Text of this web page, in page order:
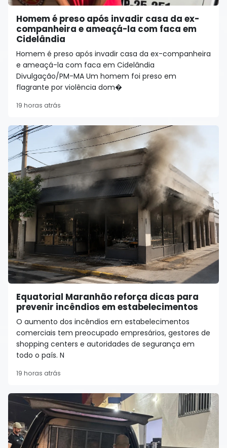
Homem é preso após invadir casa da ex-
companheira e ameaçá-la com faca em
Cidelândia
Homem é preso após invadir casa da ex-companheira
e ameaçá-la com faca em Cidelândia
Divulgação/PM-MA Um homem foi preso em
flagrante por violência dom�
19 horas atrás
Equatorial Maranhão reforça dicas para
prevenir incêndios em estabelecimentos
O aumento dos incêndios em estabelecimentos
comerciais tem preocupado empresários, gestores de
shopping centers e autoridades de segurança em
todo o país. N
19 horas atrás